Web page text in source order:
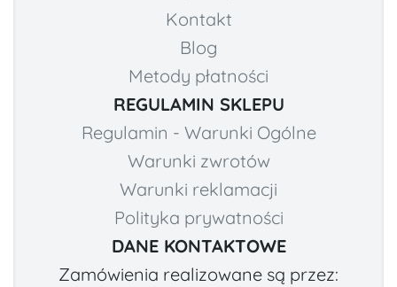
Kontakt
Blog
Metody płatności
REGULAMIN SKLEPU
Regulamin - Warunki Ogólne
Warunki zwrotów
Warunki reklamacji
Polityka prywatności
DANE KONTAKTOWE
Zamówienia realizowane są przez: